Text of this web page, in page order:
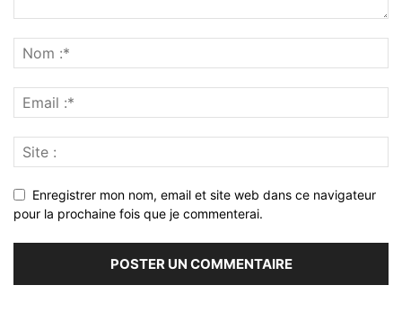
Enregistrer mon nom, email et site web dans ce navigateur
pour la prochaine fois que je commenterai.